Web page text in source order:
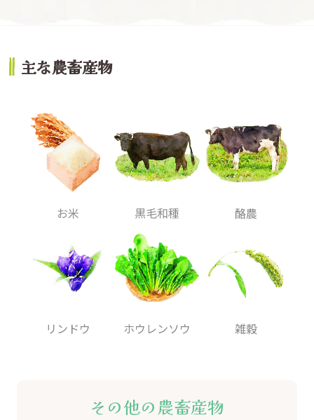
主な農畜産物
お米 黒毛和種 酪農
リンドウ ホウレンソウ 雑穀
その他の農畜産物